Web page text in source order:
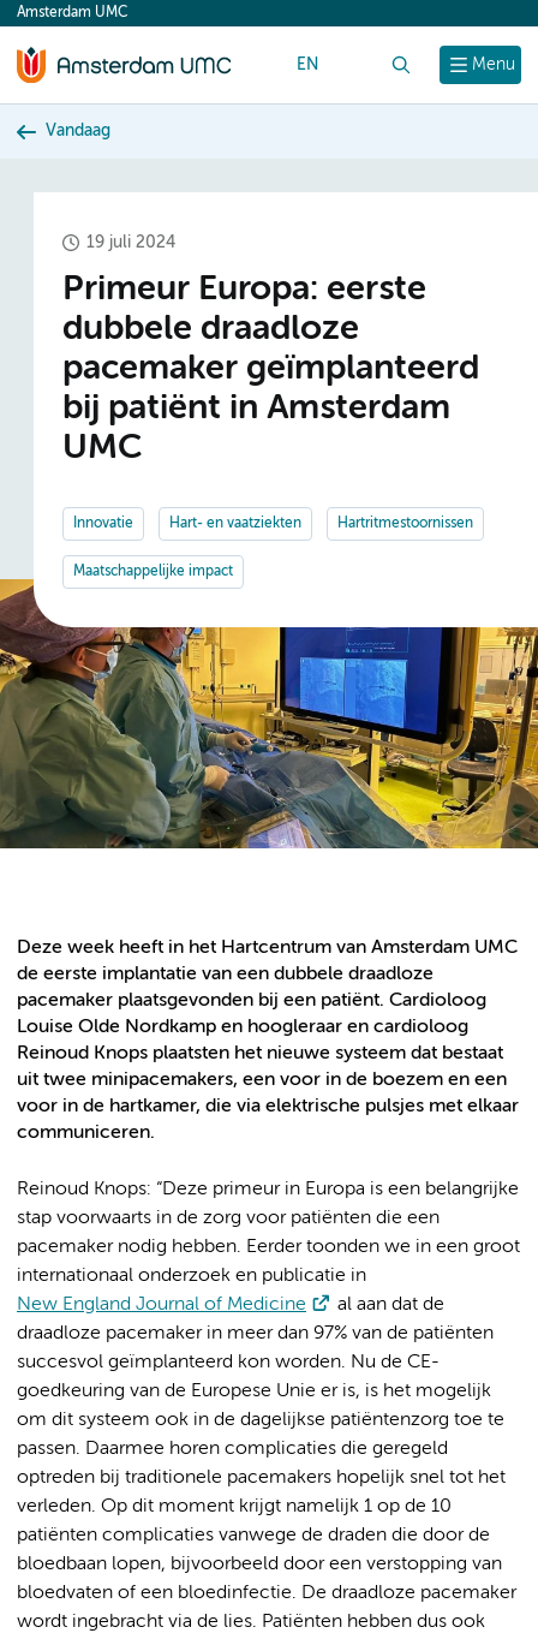
content
Menu
Amsterdam UMC
EN
Vandaag
19 juli 2024
Primeur Europa: eerste
dubbele draadloze
pacemaker geïmplanteerd
bij patiënt in Amsterdam
UMC
Innovatie Hart- en vaatziekten Hartritmestoornissen
Maatschappelijke impact
Deze week heeft in het Hartcentrum van Amsterdam UMC
de eerste implantatie van een dubbele draadloze
pacemaker plaatsgevonden bij een patiënt. Cardioloog
Louise Olde Nordkamp en hoogleraar en cardioloog
Reinoud Knops plaatsten het nieuwe systeem dat bestaat
uit twee minipacemakers, een voor in de boezem en een
voor in de hartkamer, die via elektrische pulsjes met elkaar
communiceren.
Reinoud Knops: “Deze primeur in Europa is een belangrijke
stap voorwaarts in de zorg voor patiënten die een
pacemaker nodig hebben. Eerder toonden we in een groot
internationaal onderzoek en publicatie in
New England Journal of Medicine
al aan dat de
draadloze pacemaker in meer dan 97% van de patiënten
succesvol geïmplanteerd kon worden. Nu de CE-
goedkeuring van de Europese Unie er is, is het mogelijk
om dit systeem ook in de dagelijkse patiëntenzorg toe te
passen. Daarmee horen complicaties die geregeld
optreden bij traditionele pacemakers hopelijk snel tot het
verleden. Op dit moment krijgt namelijk 1 op de 10
patiënten complicaties vanwege de draden die door de
bloedbaan lopen, bijvoorbeeld door een verstopping van
bloedvaten of een bloedinfectie. De draadloze pacemaker
wordt ingebracht via de lies. Patiënten hebben dus ook